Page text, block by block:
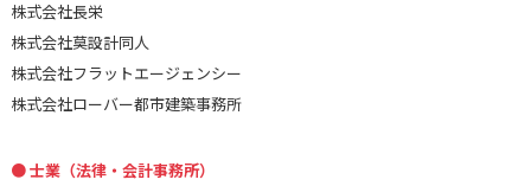
株式会社長栄
株式会社莫設計同人
株式会社フラットエージェンシー
株式会社ローバー都市建築事務所
士業（法律・会計事務所）